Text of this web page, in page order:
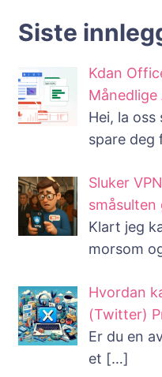
Siste
Kdan
Hei, la
spare deg
Sluker
småsulten
Klart jeg
morsom
Hvordan
(Twitter)
Er du en
et […]